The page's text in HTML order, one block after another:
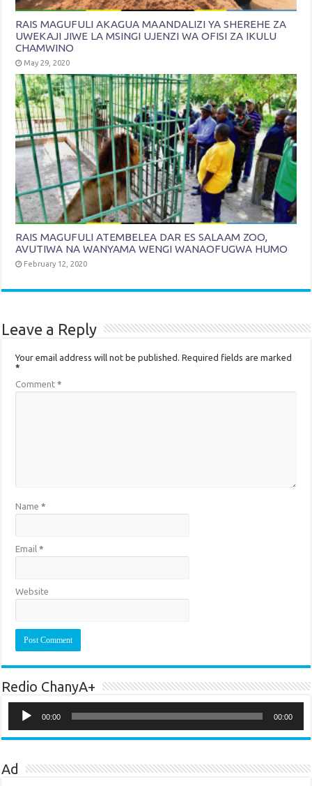
RAIS MAGUFULI AKAGUA MAANDALIZI YA SHEREHE ZA
UWEKAJI JIWE LA MSINGI UJENZI WA OFISI ZA IKULU
CHAMWINO
May 29, 2020
RAIS MAGUFULI ATEMBELEA DAR ES SALAAM ZOO,
AVUTIWA NA WANYAMA WENGI WANAOFUGWA HUMO
February 12, 2020
Leave a Reply
Your email address will not be published. Required fields are marked
*
Comment*
Name*
Email*
Website
Redio ChanyA+
Player
00:00 00:00
Ad